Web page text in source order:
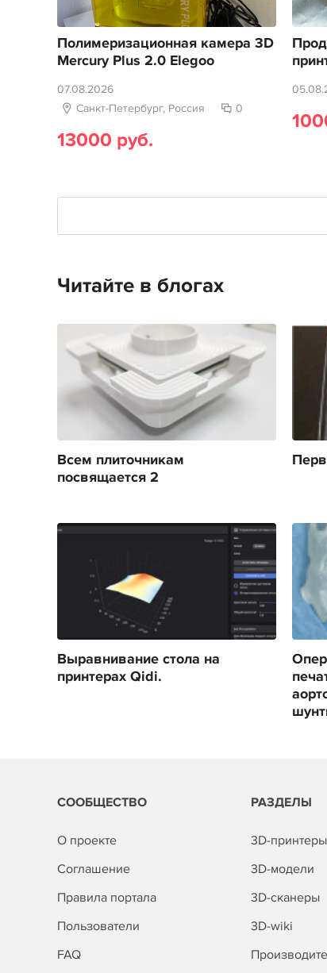
Полимеризационная камера 3D
Mercury Plus 2.0 Elegoo
07.08.2026
Санкт-Петербург, Россия
0
13000 руб.
Читайте в блогах
Всем плиточникам
посвящается 2
Выравнивание стола на
принтерах Qidi.
СООБЩЕСТВО
О проекте
Соглашение
Правила портала
Пользователи
FAQ
РАЗДЕЛЫ
3D-принтеры
3D-модели
3D-сканеры
3D-wiki